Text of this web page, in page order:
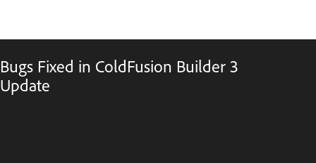
Bugs Fixed in ColdFusion Builder 3
Update